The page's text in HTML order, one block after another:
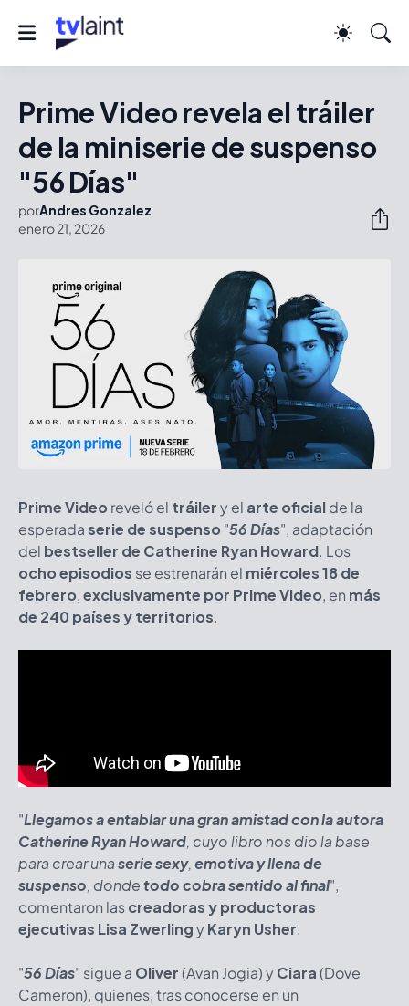
Prime Video revela el tráiler
de la miniserie de suspenso
"56 Días"
porAndres Gonzalez
enero 21, 2026
Prime Video reveló el tráilery el arte oficialde la
esperadaserie de suspenso "56 Días", adaptación
del bestseller de Catherine Ryan Howard. Los
ocho episodios se estrenarán el miércoles 18 de
febrero,exclusivamente por Prime Video, en más
de 240 países y territorios.
"Llegamos a entablar una gran amistad con la autora
Catherine Ryan Howard, cuyo libro nos dio la base
para crear unaserie sexy, emotivayllena de
suspenso, dondetodo cobra sentido al final",
comentaron lascreadoras y productoras
ejecutivas Lisa ZwerlingyKaryn Usher.
"56 Días" sigue a Oliver(Avan Jogia) yCiara(Dove
Cameron), quienes, tras conocerse en un